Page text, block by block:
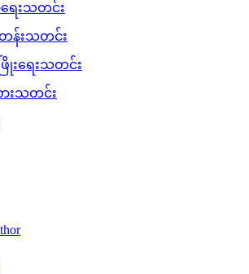
ရေးသတင်း
းသတင်း
းရေးသတင်း
းသတင်း